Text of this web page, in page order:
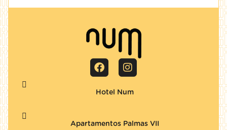
Hotel Num
Apartamentos Palmas VII